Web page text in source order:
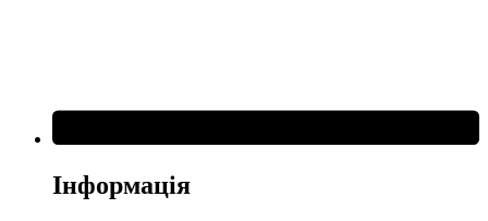
Інформація